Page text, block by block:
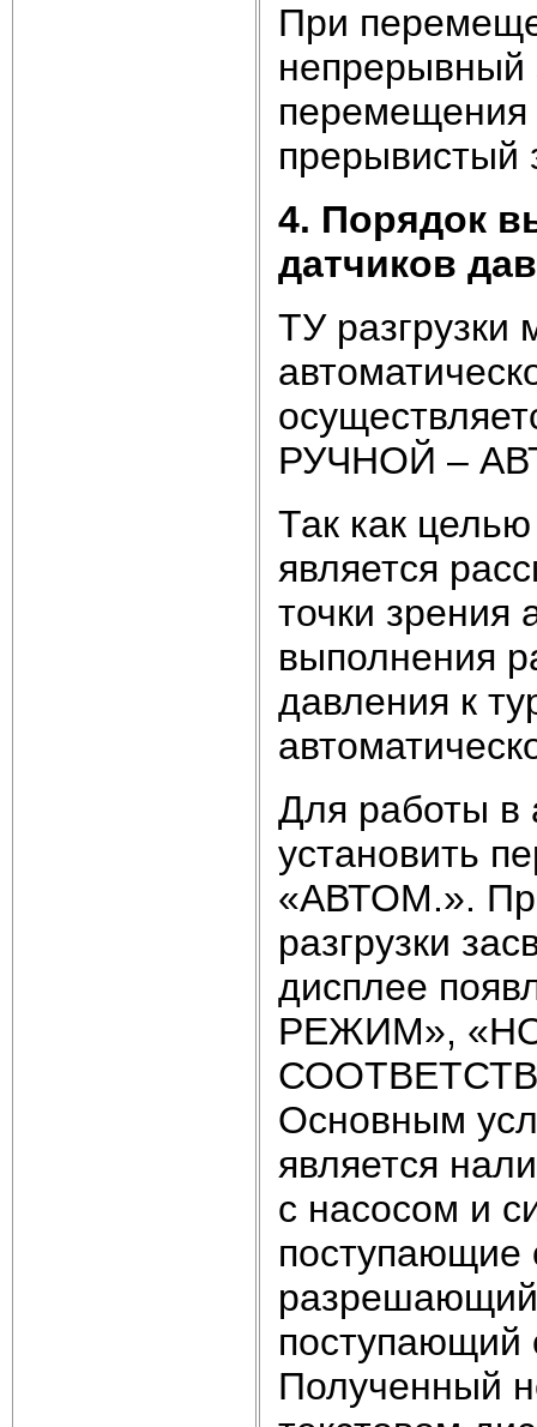
При
непрерывный
перемещения
прерывистый
4. Порядок
датчиков
ТУ разгрузки
РУЧНОЙ –
Так как
является
точки зрения
выполнения
давления к
Для работы в
установить
«АВТОМ.».
разгрузки
дисплее
РЕЖИМ»,
Основным
является
с насосом и
поступающие
разрешающий
поступающий
Полученный